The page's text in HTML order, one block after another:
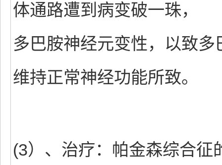
体通路遭到病变破一珠，
多巴胺神经元变性，以致
维持正常神经功能所致。
(3）、治疗：帕金森综合征